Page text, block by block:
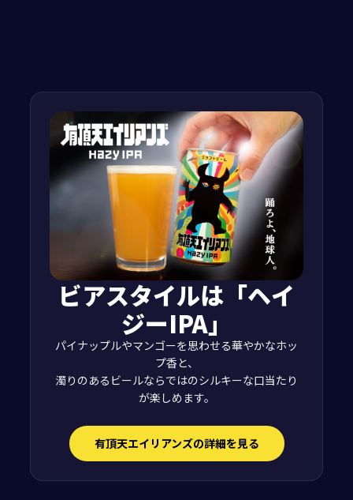
ビアスタイルは「ヘイ
ジーIPA」
パイナップルやマンゴーを思わせる華やかなホッ
プ香と、
濁りのあるビールならではのシルキーな口当たり
が楽しめます。
有頂天エイリアンズの詳細を見る